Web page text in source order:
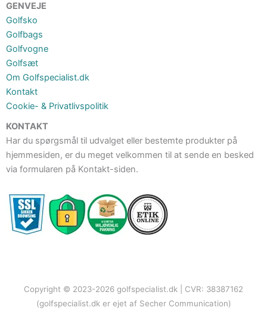
GENVEJE
Golfsko
Golfbags
Golfvogne
Golfsæt
Om Golfspecialist.dk
Kontakt
Cookie- & Privatlivspolitik
KONTAKT
Har du spørgsmål til udvalget eller bestemte produkter på
hjemmesiden, er du meget velkommen til at sende en besked
via formularen på Kontakt-siden.
Copyright © 2023-2026 golfspecialist.dk | CVR: 38387162
(golfspecialist.dk er ejet af Secher Communication)